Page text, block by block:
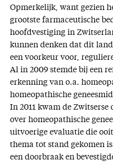
Opmerkelijk, want gezien
grootste farmaceutische
hoofdvestiging in
kunnen denken dat dit
een voorkeur voor,
Al in 2009 stemde bij een
erkenning van o.a.
homeopathische
In 2011 kwam de
over homeopathische
uitvoerige evaluatie die
thema tot stand gekomen
een doorbraak en